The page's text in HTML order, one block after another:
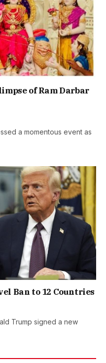
of Ram Darbar
a momentous event as
Ban to 12 Countries
Trump signed a new